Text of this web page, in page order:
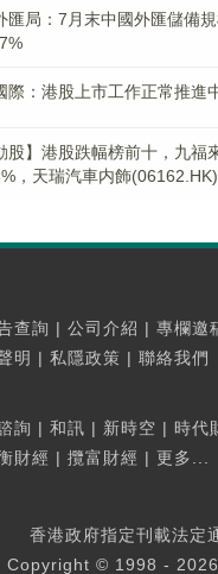
匯局：7月末中國外匯儲備
際：港股上市工作正常推進
股】港股跌幅榜前十，九福
，天瑞汽車内飾
查詢 | 公司介紹 | 專欄邀
明 | 私隱政策 | 聯絡我們
詢 | 和訊 | 新時空 | 時代
財經 | 攬富財經 | 更多...
香港政府指定刊載法定
Copyright © 1998 - 2026